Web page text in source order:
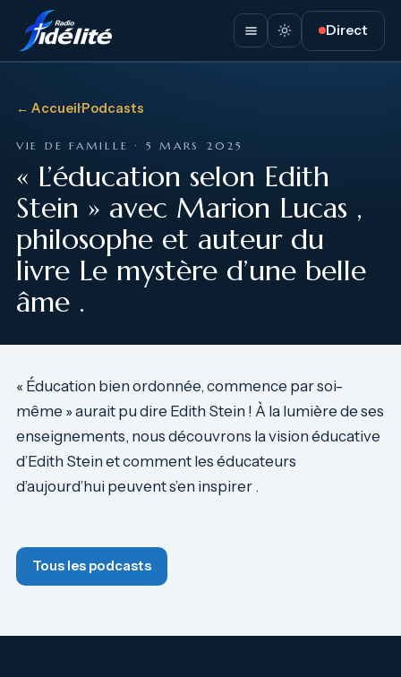
Direct
← Accueil·Podcasts
VIE DE FAMILLE · 5 MARS 2025
« L’éducation selon Edith
Stein » avec Marion Lucas ,
philosophe et auteur du
livre Le mystère d’une belle
âme .
« Éducation bien ordonnée, commence par soi-
même » aurait pu dire Edith Stein ! À la lumière de ses
enseignements, nous découvrons la vision éducative
d’Edith Stein et comment les éducateurs
d’aujourd’hui peuvent s’en inspirer .
Tous les podcasts